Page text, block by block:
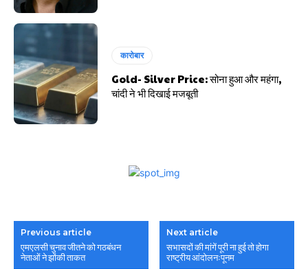
कारोबार
Gold- Silver Price: सोना हुआ और महंगा,
चांदी ने भी दिखाई मजबूती
Previous article
एमएलसी चुनाव जीतने को गठबंधन
नेताओं ने झोंकी ताकत
Next article
सभासदों की मांगें पूरी ना हुई तो होगा
राष्ट्रीय आंदोलनःपूनम